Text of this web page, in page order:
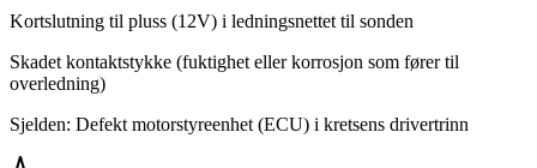
Kortslutning til pluss (12V) i ledningsnettet til sonden
Skadet kontaktstykke (fuktighet eller korrosjon som fører til
overledning)
Sjelden: Defekt motorstyreenhet (ECU) i kretsens drivertrinn